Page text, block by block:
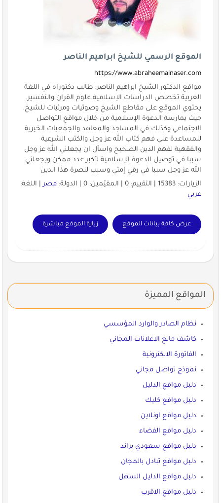
الموقع الرسمي للشيخ ابراهيم الناصر
https://www.abraheemalnaser.com
مواقع الدكتور الشيخ ابراهيم الناصر, طالب دكتوراه في اللغة
العربية تخصص الدراسات الإسلامية علوم القران والتفسير,
يحتوي الموقع على مقاطع الشيخ وصوتيات ومرئيات للشيخ,
حيث يمارسة الدعوة الإسلامية من خلال مواقع التواصل
الاجتماعي وكذلك في المساجد والمعاهد والجمعيات الخيرية
للمساعدة علي فهم كتاب الله عز وجل والكتب الشرعية
والفقهية لفهم الدين الصحيح واسأل ان يجعلني الله عز وجل
سببا في توصيل الدعوة الإسلامية لأكبر عدد ممكن ويجعلني
الله عز وجل سببا في رقي إمتي وسبب لنصرة هذا الدين
الزيارات: 15383 | التقييم: 0 | المقيّمين: 0 | الدولة:
مصر| اللغة:
عربي
عرض كافة بيانات الموقع زيارة الموقع مباشرة
المواقع المميزة
نظام الصادر والوارد المؤسسي
كاشف مانع الاعلانات المجاني
الفاتورة الالكترونية
نموذج تواصل مجاني
دليل مواقع الدليل
دليل مواقع كليك
دليل مواقع اونلاين
دليل مواقع الفضاء
دليل مواقع سعودي براند
دليل مواقع تبادل بالمجان
دليل مواقع الدليل السهل
دليل مواقع الاقرب